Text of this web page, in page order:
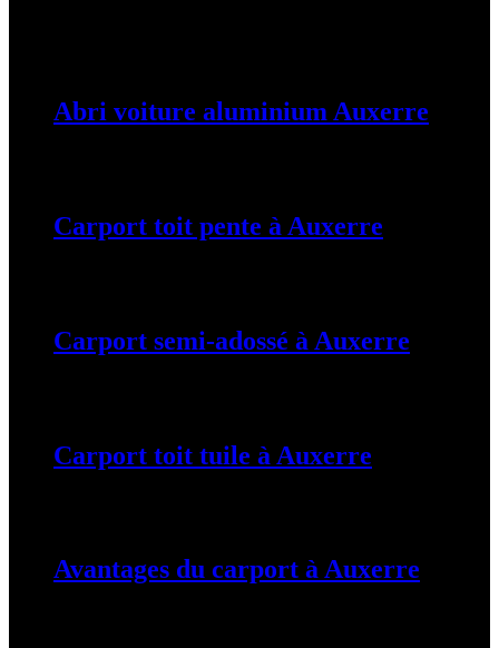
Abri voiture aluminium Auxerre
Carport toit pente à Auxerre
Carport semi-adossé à Auxerre
Carport toit tuile à Auxerre
Avantages du carport à Auxerre